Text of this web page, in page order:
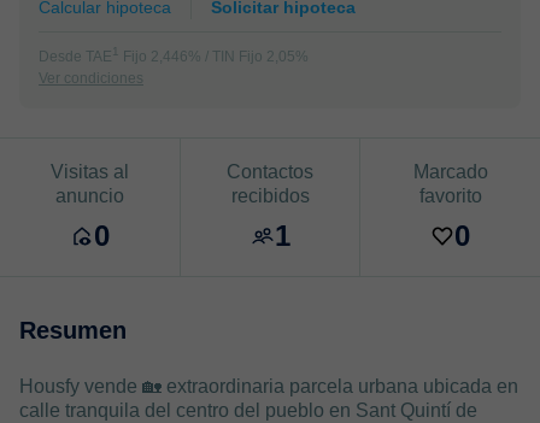
Calcular hipoteca Solicitar hipoteca
Desde TAE 1
Fijo 2,446% / TIN Fijo 2,05%
Ver condiciones
Visitas al
anuncio
0
Contactos
recibidos
1
Marcado
favorito
0
Resumen
Housfy vende 🏡 extraordinaria parcela urbana ubicada en
calle tranquila del centro del pueblo en Sant Quintí de